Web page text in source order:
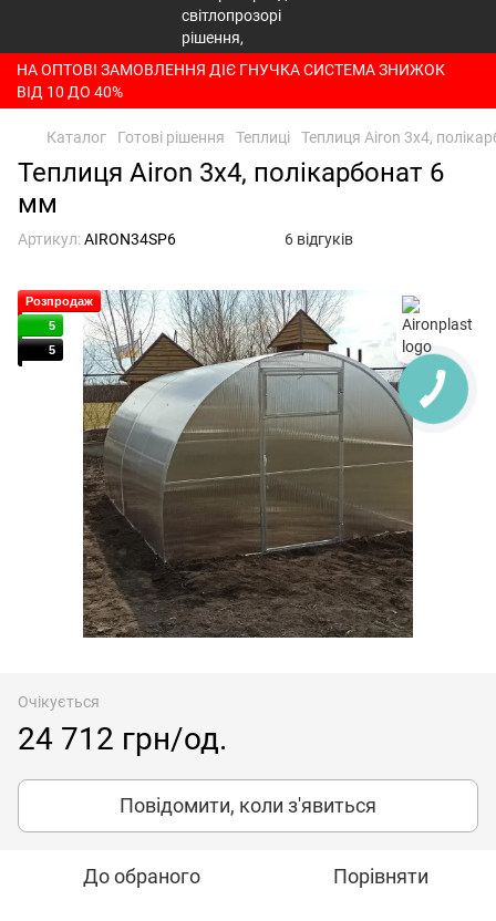
НА ОПТОВІ ЗАМОВЛЕННЯ ДІЄ ГНУЧКА СИСТЕМА ЗНИЖОК
ВІД 10 ДО 40%
Каталог Готові рішення Теплиці Теплиця Airon 3x4,
Теплиця Airon 3x4, полікарбонат 6
мм
Артикул:AIRON34SP6 6 відгуків
Розпродаж
5
5
Очікується
24 712 грн/од.
Повідомити, коли з'явиться
До обраного Порівняти